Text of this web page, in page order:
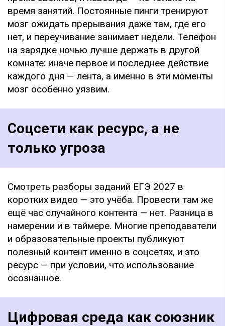
время занятий. Постоянные пинги тренируют
мозг ожидать прерывания даже там, где его
нет, и переучивание занимает недели. Телефон
на зарядке ночью лучше держать в другой
комнате: иначе первое и последнее действие
каждого дня — лента, а именно в эти моменты
мозг особенно уязвим.
Соцсети как ресурс, а не
только угроза
Смотреть разборы заданий ЕГЭ 2027 в
коротких видео — это учёба. Провести там же
ещё час случайного контента — нет. Разница в
намерении и в таймере. Многие преподаватели
и образовательные проекты публикуют
полезный контент именно в соцсетях, и это
ресурс — при условии, что использование
осознанное.
Цифровая среда как союзник